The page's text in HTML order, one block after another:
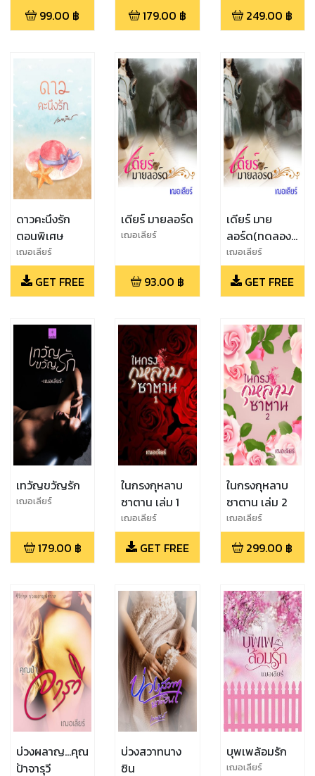
99.00 ฿ 179.00 ฿ 249.00 ฿
ดาวคะนึงรัก
ตอนพิเศษ
เฌอเลียร์
GET FREE
เดียร์ มายลอร์ด
เฌอเลียร์
93.00 ฿
เดียร์ มาย
ลอร์ด(ทดลอง
อ่าน)
เฌอเลียร์
GET FREE
เทวัญขวัญรัก
เฌอเลียร์
179.00 ฿
ในกรงกุหลาบ
ซาตาน เล่ม 1
เฌอเลียร์
GET FREE
ในกรงกุหลาบ
ซาตาน เล่ม 2
เฌอเลียร์
299.00 ฿
บ่วงผลาญ...คุณ
ป้าจารุวี
บ่วงสวาทนาง
ซิน
บุพเพล้อมรัก
เฌอเลียร์